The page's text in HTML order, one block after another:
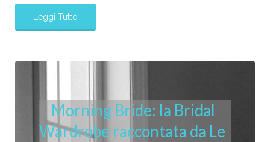
Leggi Tutto
Morning Bride: la Bridal
Wardrobe raccontata da Le